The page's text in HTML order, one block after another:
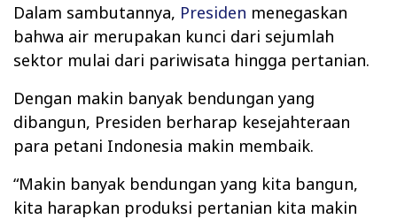
Dalam sambutannya, Presiden menegaskan
bahwa air merupakan kunci dari sejumlah
sektor mulai dari pariwisata hingga pertanian.
Dengan makin banyak bendungan yang
dibangun, Presiden berharap kesejahteraan
para petani Indonesia makin membaik.
“Makin banyak bendungan yang kita bangun,
kita harapkan produksi pertanian kita makin